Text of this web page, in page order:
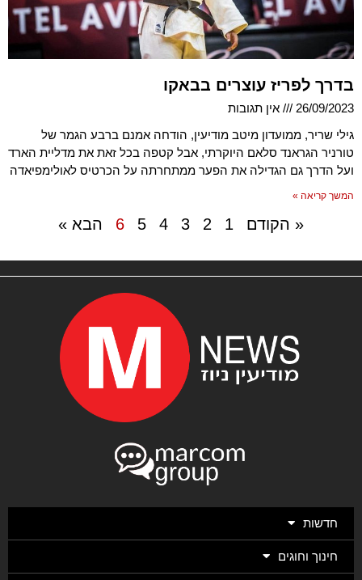
בדרך לפריז עוצרים בבאקו
26/09/2023
אין תגובות
גילי שריר, ממועדון מיטב מודיעין, הודחה אמנם ברבע הגמר של
טורניר הגראנד סלאם היוקרתי, אבל קטפה בכל זאת את מדליית הארד
ועל הדרך גם הגדילה את הפער ממתחרתה על הכרטיס לאולימפיאדה
המשך קריאה »
« הקודם 1
2
3
4
5
6 הבא »
חדשות
חינוך וחוגים